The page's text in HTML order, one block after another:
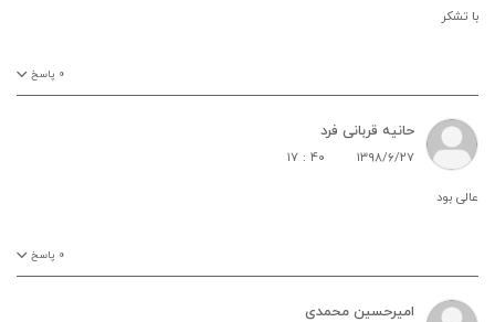
با تشکر
۰ پاسخ
حانیه قربانی فرد
۱۳۹۸/۶/۲۷ ۱۷ : ۴۰
عالی بود
۰ پاسخ
امیرحسین محمدی